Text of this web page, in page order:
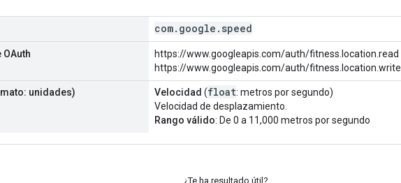
com. google . speed
OAuth
https://www.googleapis.com/auth/fitness.location.read
https://www.googleapis.com/auth/fitness.location.write
unidades) Velocidad (float: metros por segundo)
Velocidad de desplazamiento.
Rango válido: De 0 a 11,000 metros por segundo
¿Te ha resultado útil?